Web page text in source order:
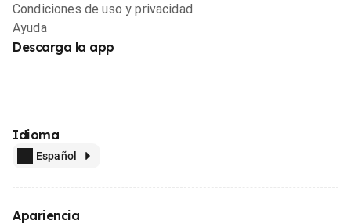
Condiciones de uso y privacidad
Ayuda
Descarga la app
Idioma
Español
Apariencia